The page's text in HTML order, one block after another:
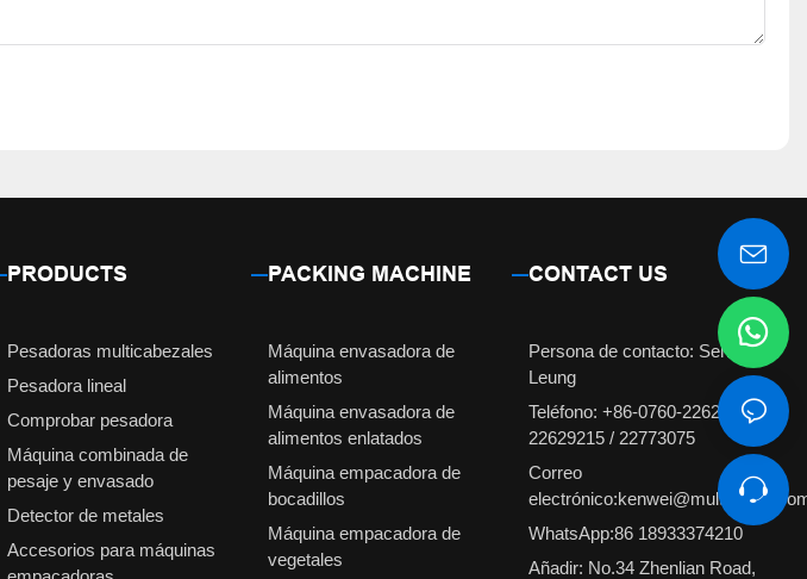
PRODUCTS
Pesadoras multicabezales
Pesadora lineal
Comprobar pesadora
Máquina combinada de
pesaje y envasado
Detector de metales
Accesorios para máquinas
PACKING MACHINE
Máquina envasadora de
alimentos
Máquina envasadora de
alimentos enlatados
Máquina empacadora de
bocadillos
Máquina empacadora de
vegetales
CONTACT US
Persona de contacto: Señorita
Leung
Teléfono: +86-0760-22629231 /
22629215 / 22773075
Correo
WhatsApp:86 18933374210
Añadir: No.34 Zhenlian Road,